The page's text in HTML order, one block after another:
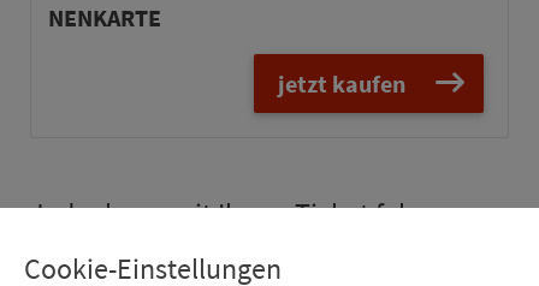
NEN­KARTE
jetzt kaufen
Jeder kann mit Ihrem Ticket fahren –
solange Sie kein Geld dafür verlangen
Cookie-Einstellungen